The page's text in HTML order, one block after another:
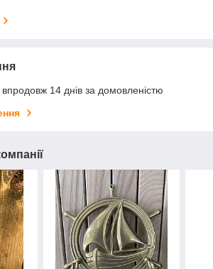
14 днів за домовленістю